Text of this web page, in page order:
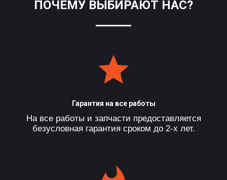
ПОЧЕМУ ВЫБИРАЮТ НАС?
Гарантия на все работы
На все работы и запчасти предоставляется
безусловная гарантия сроком до 2-х лет.